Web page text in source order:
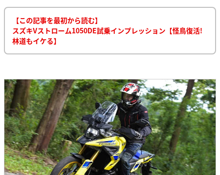
【この記事を最初から読む】
スズキVストローム1050DE試乗インプレッション【怪鳥復活!
林道もイケる】